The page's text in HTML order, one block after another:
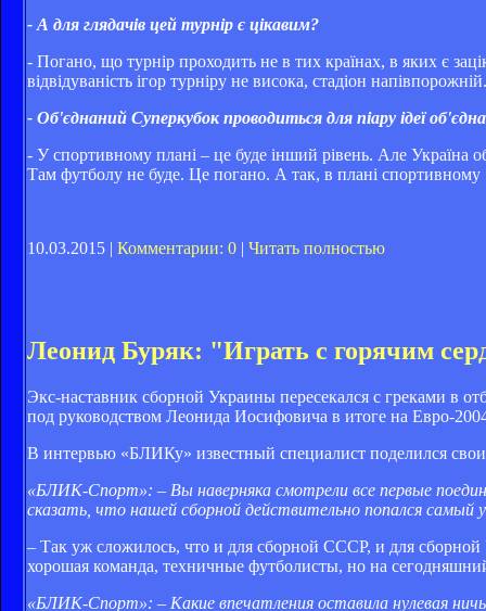
- А для глядачів цей турнір є цікавим?
- Погано, що турнір проходить не в тих країнах, в яких є
відвідуваність ігор турніру не висока, стадіон напівпорожній.
- Об'єднаний Суперкубок проводиться для піару ідеї
- У спортивному плані – це буде інший рівень. Але Україна
Там футболу не буде. Це погано. А так, в плані спортивному
10.03.2015 | Комментарии: 0 | Читать полностью
Леонид Буряк: "Играть с горячим
Экс-наставник сборной Украины пересекался с греками в
под руководством Леонида Иосифовича в итоге на Евро-
В интервью «БЛИКу» известный специалист поделился
«БЛИК-Спорт»: – Вы наверняка смотрели все первые
сказать, что нашей сборной действительно попался самый
– Так уж сложилось, что и для сборной СССР, и для
хорошая команда, техничные футболисты, но на
«БЛИК-Спорт»: – Какие впечатления оставила нулевая